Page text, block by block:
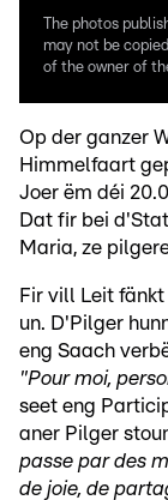
The photos
may not be
of the owner of
Op der ganzer
Himmelfaart
Joer ëm déi
Dat fir bei
Maria, ze
Fir vill Leit
un. D'Pilger
eng Saach
"Pour moi,
seet eng
aner Pilger
passe par des
de joie, de